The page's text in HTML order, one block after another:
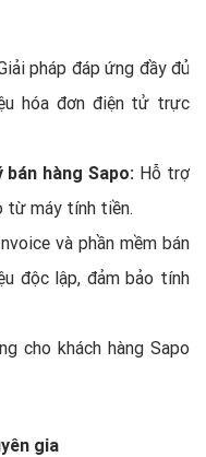
pháp đáp ứng đầy đủ
hóa đơn điện tử trực
bán hàng Sapo: Hỗ trợ
từ máy tính tiền.
và phần mềm bán
độc lập, đảm bảo tính
cho khách hàng Sapo
gia